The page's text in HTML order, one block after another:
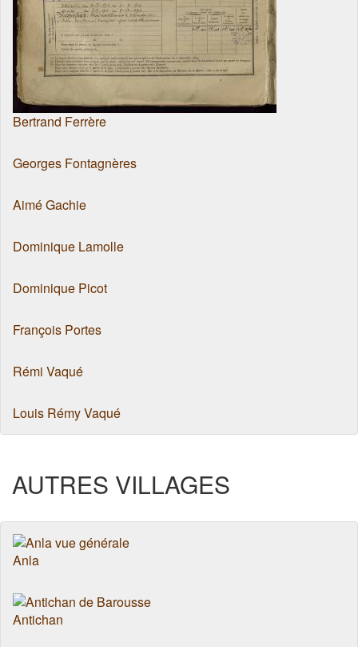
Bertrand Ferrère
Georges Fontagnères
Aimé Gachie
Dominique Lamolle
Dominique Picot
François Portes
Rémi Vaqué
Louis Rémy Vaqué
AUTRES VILLAGES
Anla
Antichan